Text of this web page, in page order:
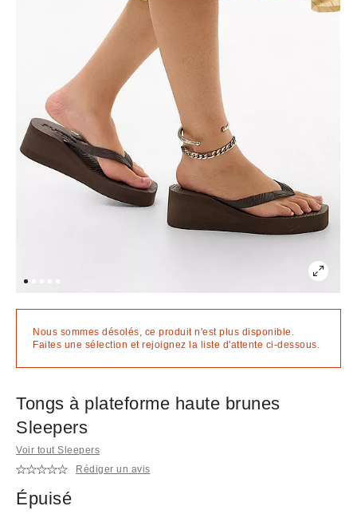
Nous sommes désolés, ce produit n'est plus disponible.
Faites une sélection et rejoignez la liste d'attente ci-dessous.
Tongs à plateforme haute brunes
Sleepers
Voir tout Sleepers
Rédiger un avis
Épuisé